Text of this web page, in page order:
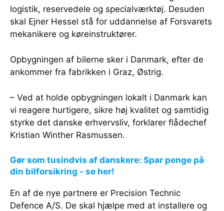
logistik, reservedele og specialværktøj. Desuden
skal Ejner Hessel stå for uddannelse af Forsvarets
mekanikere og køreinstruktører.
Opbygningen af bilerne sker i Danmark, efter de
ankommer fra fabrikken i Graz, Østrig.
– Ved at holde opbygningen lokalt i Danmark kan
vi reagere hurtigere, sikre høj kvalitet og samtidig
styrke det danske erhvervsliv, forklarer flådechef
Kristian Winther Rasmussen.
Gør som tusindvis af danskere: Spar penge på
din bilforsikring - se her!
En af de nye partnere er Precision Technic
Defence A/S. De skal hjælpe med at installere og